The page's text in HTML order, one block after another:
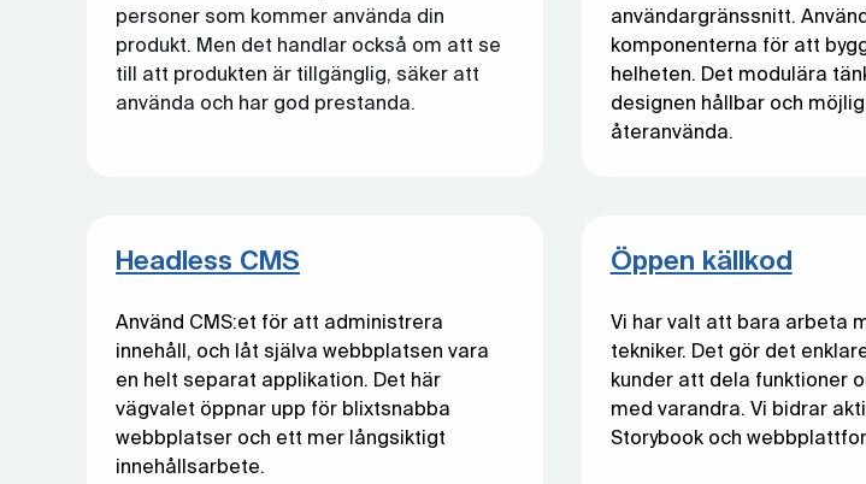
personer som kommer använda din
produkt. Men det handlar också om att se
till att produkten är tillgänglig, säker att
använda och har god prestanda.
användargränssnitt.
komponenterna för att
helheten. Det modulära
designen hållbar och
återanvända.
Headless CMS
Använd CMS:et för att administrera
innehåll, och låt själva webbplatsen vara
en helt separat applikation. Det här
vägvalet öppnar upp för blixtsnabba
webbplatser och ett mer långsiktigt
innehållsarbete.
Öppen källkod
Vi har valt att bara arbeta
tekniker. Det gör det
kunder att dela funktioner
med varandra. Vi bidrar
Storybook och